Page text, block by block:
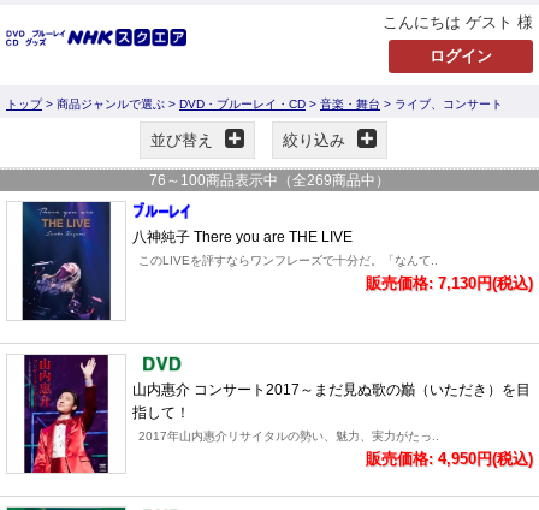
こんにちは ゲスト 様
トップ> 商品ジャンルで選ぶ > DVD・ブルーレイ・CD > 音楽・舞台 > ライブ、コンサート
並び替え 絞り込み
76 ～ 100商品表示中（全269商品中）
八神純子 There you are THE LIVE
このLIVEを評すならワンフレーズで十分だ。「なんて..
販売価格: 7,130円(税込)
山内惠介 コンサート2017～まだ見ぬ歌の巓（いただき）を目
指して！
2017年山内惠介リサイタルの勢い、魅力、実力がたっ..
販売価格: 4,950円(税込)